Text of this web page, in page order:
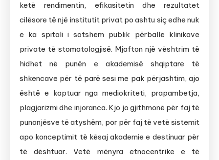
ketë rendimentin, efikasitetin dhe rezultatet
cilësore të një institutit privat po ashtu siç edhe nuk
e ka spitali i sotshëm publik përballë klinikave
private të stomatologjisë. Mjafton një vështrim të
hidhet në punën e akademisë shqiptare të
shkencave për të parë sesi me pak përjashtim, ajo
është e kaptuar nga mediokriteti, prapambetja,
plagjarizmi dhe injoranca. Kjo jo gjithmonë për faj të
punonjësve të atyshëm, por për faj të vetë sistemit
apo konceptimit të kësaj akademie e destinuar për
të dështuar. Vetë mënyra etnocentrike e të